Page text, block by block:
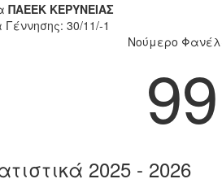
ΠΑΕΕΚ ΚΕΡΥΝΕΙΑΣ
30/11/-1
Νούμερο
99
2025 - 2026